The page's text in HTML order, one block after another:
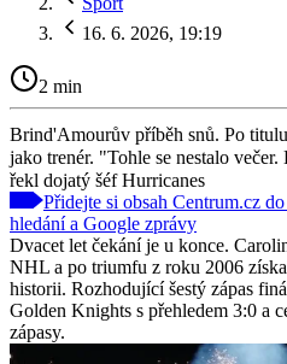
16. 6. 2026, 19:19
2 min
Brind'Amourův příběh snů. Po
jako trenér. "Tohle se nestalo
řekl dojatý šéf Hurricanes
Přidejte si obsah Centrum.cz
hledání a Google zprávy
Dvacet let čekání je u konce.
NHL a po triumfu z roku 2006
historii. Rozhodující šestý zápas
Golden Knights s přehledem 3:0 a
zápasy.